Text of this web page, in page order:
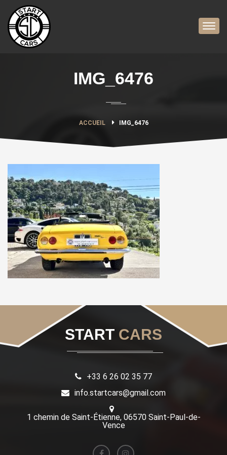
IMG_6476
ACCUEIL IMG_6476
START CARS
+33 6 26 02 35 77
info.startcars@gmail.com
1 chemin de Saint-Étienne, 06570 Saint-Paul-de-
Vence